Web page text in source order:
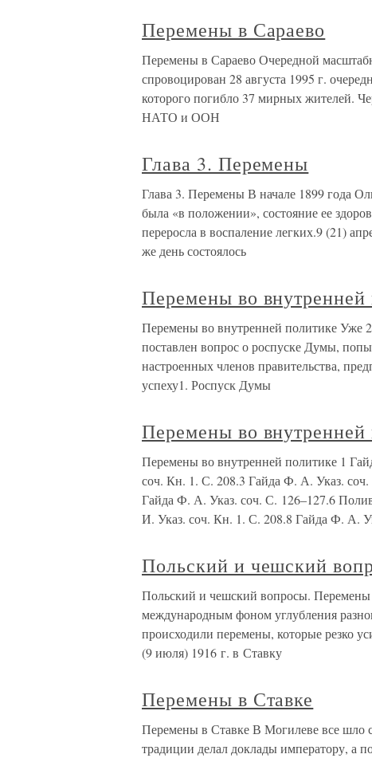
Перемены в Сараево
Перемены в Сараево Очередной
спровоцирован 28 августа 1995 г.
которого погибло 37 мирных жителей.
НАТО и ООН
Глава 3. Перемены
Глава 3. Перемены В начале 1899 года
была «в положении», состояние ее
переросла в воспаление легких.9 (21)
же день состоялось
Перемены во внутренней
Перемены во внутренней политике Уже
поставлен вопрос о роспуске Думы,
настроенных членов правительства,
успеху1. Роспуск Думы
Перемены во внутренней
Перемены во внутренней политике 1
соч. Кн. 1. С. 208.3 Гайда Ф. А. Указ.
Гайда Ф. А. Указ. соч. С. 126–127.6
И. Указ. соч. Кн. 1. С. 208.8 Гайда Ф. А.
Польский и чешский
Польский и чешский вопросы. Перемены
международным фоном углубления
происходили перемены, которые резко
(9 июля) 1916 г. в Ставку
Перемены в Ставке
Перемены в Ставке В Могилеве все шло
традиции делал доклады императору, а